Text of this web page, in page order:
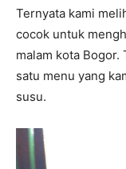
Ternyata kami
cocok untuk
malam kota Bogor.
satu menu yang
susu.